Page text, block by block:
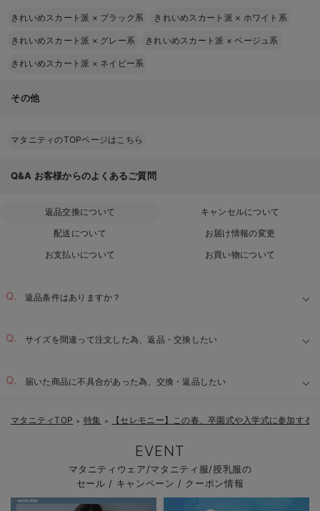
きれいめスカート派 × ブラック系 きれいめスカート派 × ホワイト系
きれいめスカート派 × グレー系 きれいめスカート派 ×ベージュ系
きれいめスカート派 × ネイビー系
その他
マタニティのTOPページはこちら
Q&A お客様からのよくあるご質問
返品交換について
キャンセルについて
配送について
お届け情報の変更
お支払いについて
お買い物について
返品条件はありますか？
サイズを間違って注文した為、返品・交換したい
届いた商品に不具合があった為、交換・返品したい
マタニティTOP ＞ 特集 ＞ 【セレモニー】この春、卒園式や入学式に参加する
EVENT
マタニティウェア/マタニティ服/授乳服の
セール / キャンペーン / クーポン情報